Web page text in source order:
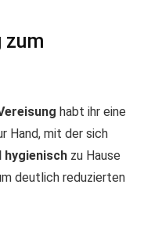
zum
habt ihr eine
Hand, mit der sich
hygienisch zu Hause
deutlich reduzierten